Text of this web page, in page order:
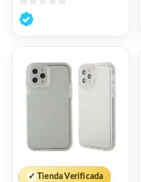
0
de
✓ Tienda Verificada